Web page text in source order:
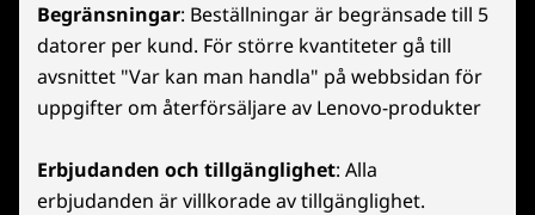
Begränsningar: Beställningar är begränsade till 5
datorer per kund. För större kvantiteter gå till
avsnittet "Var kan man handla" på webbsidan för
uppgifter om återförsäljare av Lenovo-produkter
Erbjudanden och tillgänglighet: Alla
erbjudanden är villkorade av tillgänglighet.